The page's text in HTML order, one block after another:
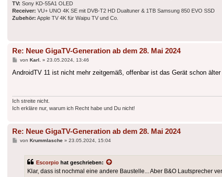
TV: Sony KD-55A1 OLED
Receiver: VU+ UNO 4K SE mit DVB-T2 HD Dualtuner & 1TB Samsung 850 EVO SSD
Zubehör: Apple TV 4K für Waipu TV und Co.
Re: Neue GigaTV-Generation ab dem 28. Mai 2024
Beitrag
von Karl. » 23.05.2024, 13:46
AndroidTV 11 ist nicht mehr zeitgemäß, offenbar ist das Gerät schon älter
Ich streite nicht.
Ich erkläre nur, warum ich Recht habe und Du nicht!
Re: Neue GigaTV-Generation ab dem 28. Mai 2024
Beitrag
von Krummlasche» 23.05.2024, 15:04
Escorpio hat geschrieben:
Klar, dass ist nochmal eine andere Baustelle... Aber B&O Lautsprecher